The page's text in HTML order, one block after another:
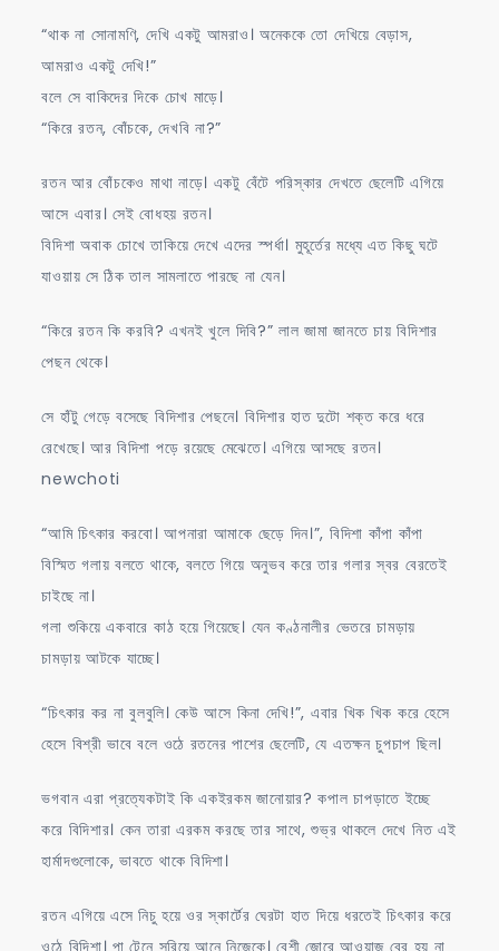
“থাক না সোনামণি, দেখি একটু আমরাও। অনেককে তো দেখিয়ে বেড়াস,
আমরাও একটু দেখি!”
বলে সে বাকিদের দিকে চোখ মাড়ে।
“কিরে রতন, বোঁচকে, দেখবি না?”
রতন আর বোঁচকেও মাথা নাড়ে। একটু বেঁটে পরিস্কার দেখতে ছেলেটি এগিয়ে
আসে এবার। সেই বোধহয় রতন।
বিদিশা অবাক চোখে তাকিয়ে দেখে এদের স্পর্ধা। মুহূর্তের মধ্যে এত কিছু ঘটে
যাওয়ায় সে ঠিক তাল সামলাতে পারছে না যেন।
“কিরে রতন কি করবি? এখনই খুলে দিবি?” লাল জামা জানতে চায় বিদিশার
পেছন থেকে।
সে হাঁটু গেড়ে বসেছে বিদিশার পেছনে। বিদিশার হাত দুটো শক্ত করে ধরে
রেখেছে। আর বিদিশা পড়ে রয়েছে মেঝেতে। এগিয়ে আসছে রতন।
newchoti
“আমি চিৎকার করবো। আপনারা আমাকে ছেড়ে দিন।”, বিদিশা কাঁপা কাঁপা
বিস্মিত গলায় বলতে থাকে, বলতে গিয়ে অনুভব করে তার গলার স্বর বেরতেই
চাইছে না।
গলা শুকিয়ে একবারে কাঠ হয়ে গিয়েছে। যেন কণ্ঠনালীর ভেতরে চামড়ায়
চামড়ায় আটকে যাচ্ছে।
“চিৎকার কর না বুলবুলি। কেউ আসে কিনা দেখি!”, এবার খিক খিক করে হেসে
হেসে বিশ্রী ভাবে বলে ওঠে রতনের পাশের ছেলেটি, যে এতক্ষন চুপচাপ ছিল।
ভগবান এরা প্রত্যেকটাই কি একইরকম জানোয়ার? কপাল চাপড়াতে ইচ্ছে
করে বিদিশার। কেন তারা এরকম করছে তার সাথে, শুভ্র থাকলে দেখে নিত এই
হার্মাদগুলোকে, ভাবতে থাকে বিদিশা।
রতন এগিয়ে এসে নিচু হয়ে ওর স্কার্টের ঘেরটা হাত দিয়ে ধরতেই চিৎকার করে
ওঠে বিদিশা। পা টেনে সরিয়ে আনে নিজেকে। বেশী জোরে আওয়াজ বের হয় না